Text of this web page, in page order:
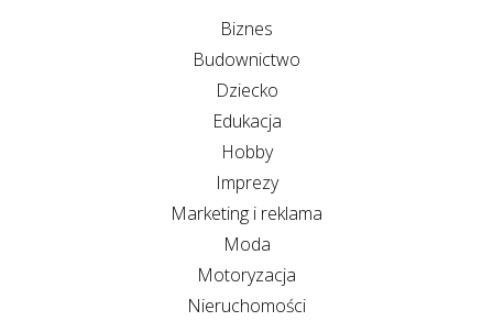
Biznes
Budownictwo
Dziecko
Edukacja
Hobby
Imprezy
Marketing i reklama
Moda
Motoryzacja
Nieruchomości